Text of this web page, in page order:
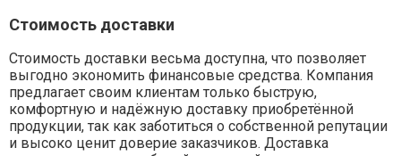
Стоимость доставки
Стоимость доставки весьма доступна, что позволяет
выгодно экономить финансовые средства. Компания
предлагает своим клиентам только быструю,
комфортную и надёжную доставку приобретённой
продукции, так как заботиться о собственной репутации
и высоко ценит доверие заказчиков. Доставка